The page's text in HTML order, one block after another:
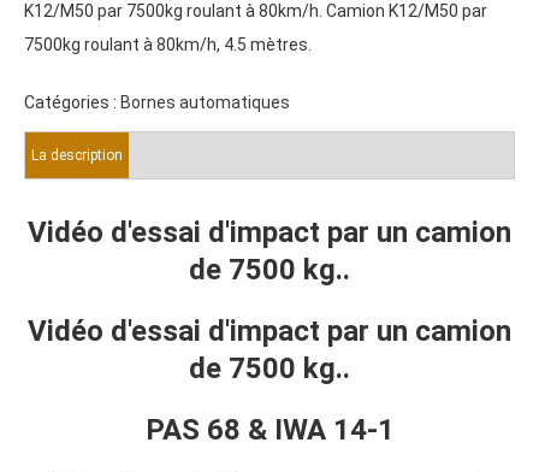
K12/M50 par 7500kg roulant à 80km/h. Camion K12/M50 par
7500kg roulant à 80km/h, 4.5 mètres.
Catégories : Bornes automatiques
La description
Vidéo d'essai d'impact par un camion
de 7500 kg..
Vidéo d'essai d'impact par un camion
de 7500 kg..
PAS 68 & IWA14-1